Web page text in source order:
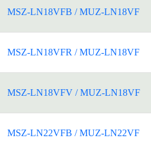
MSZ-LN18VFB / MUZ-LN18VF
MSZ-LN18VFR / MUZ-LN18VF
MSZ-LN18VFV / MUZ-LN18VF
MSZ-LN22VFB / MUZ-LN22VF